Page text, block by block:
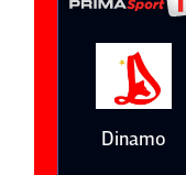
Dinamo